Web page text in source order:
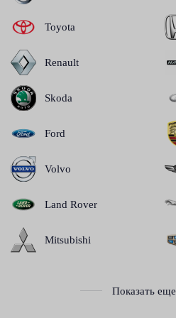
Toyota
Renault
Skoda
Ford
Volvo
Land Rover
Mitsubishi
Показать еще